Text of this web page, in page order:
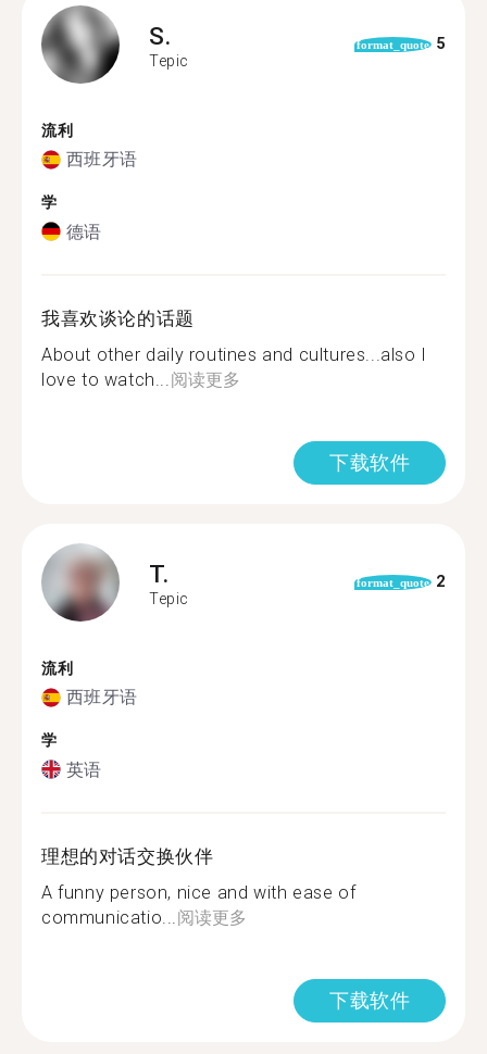
S.
Tepic
format_quote 5
流利
西班牙语
学
德语
我喜欢谈论的话题
About other daily routines and cultures...also I
love to watch... 阅读更多
下载软件
T.
Tepic
format_quote 2
流利
西班牙语
学
英语
理想的对话交换伙伴
A funny person, nice and with ease of
communicatio... 阅读更多
下载软件